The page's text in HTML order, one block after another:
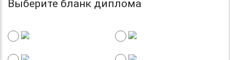
Выберите бланк диплома